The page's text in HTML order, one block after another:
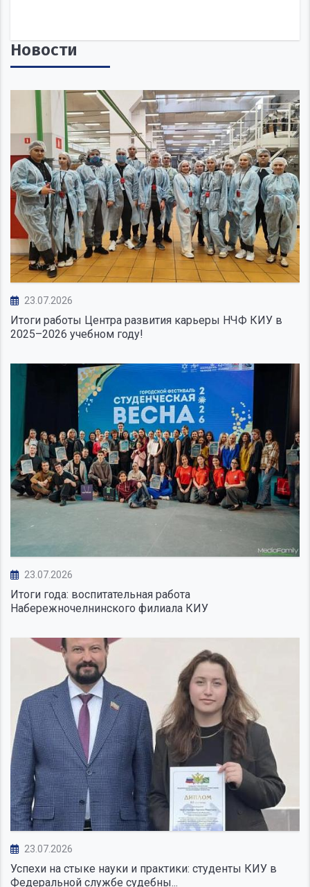
Новости
23.07.2026
Итоги работы Центра развития карьеры НЧФ КИУ в
2025–2026 учебном году!
23.07.2026
Итоги года: воспитательная работа
Набережночелнинского филиала КИУ
23.07.2026
Успехи на стыке науки и практики: студенты КИУ в
Федеральной службе судебны...